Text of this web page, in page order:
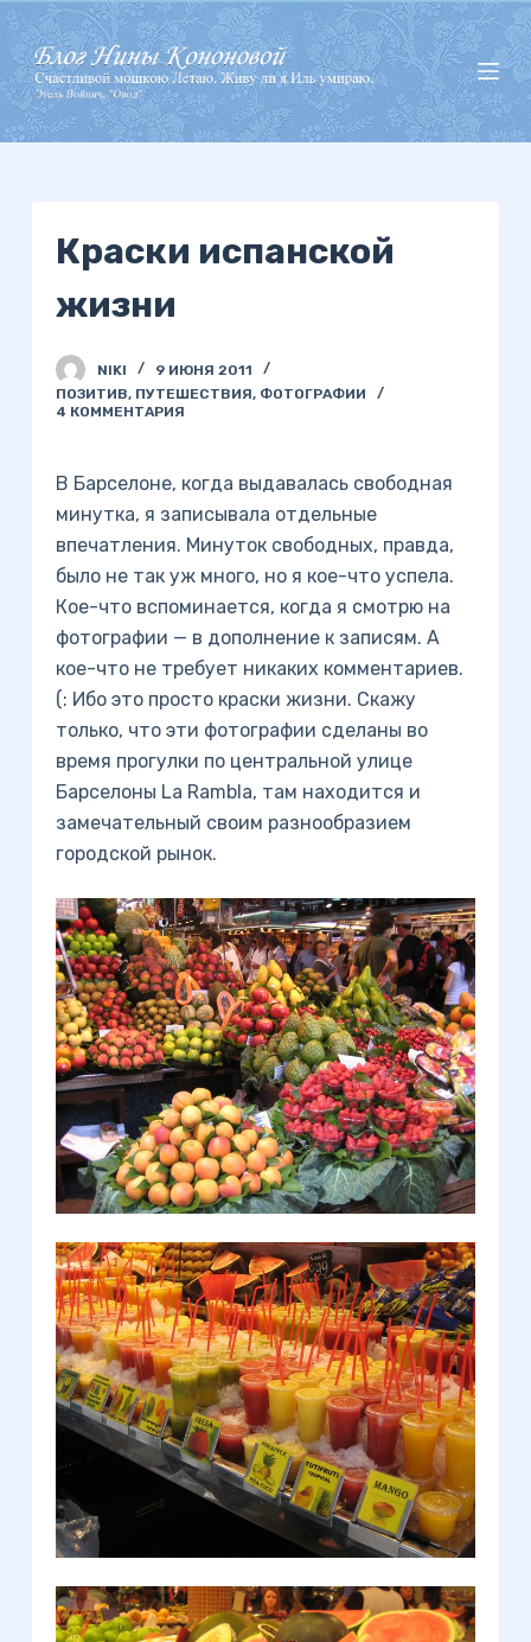
П
е
р
е
й
Краски испанской
жизни
NIKI
9 ИЮНЯ 2011
ПОЗИТИВ, ПУТЕШЕСТВИЯ, ФОТОГРАФИИ
4 КОММЕНТАРИЯ
В Барселоне, когда выдавалась свободная
минутка, я записывала отдельные
впечатления. Минуток свободных, правда,
было не так уж много, но я кое-что успела.
Кое-что вспоминается, когда я смотрю на
фотографии — в дополнение к записям. А
кое-что не требует никаких комментариев.
(: Ибо это просто краски жизни. Скажу
только, что эти фотографии сделаны во
время прогулки по центральной улице
Барселоны La Rambla, там находится и
замечательный своим разнообразием
городской рынок.